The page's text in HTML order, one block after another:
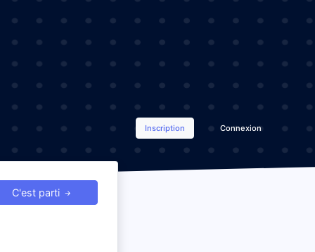
Inscription Connexion
C'est parti